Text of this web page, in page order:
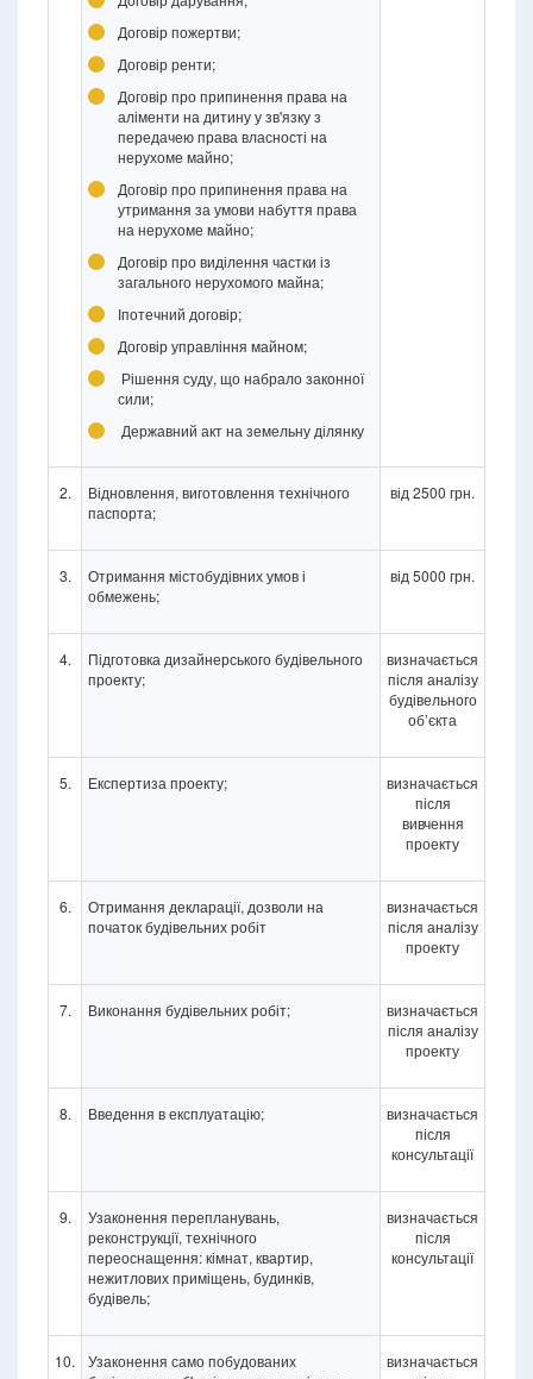
Договір пожертви;
Договір ренти;
Договір про припинення права на
аліменти на дитину у зв'язку з
передачею права власності на
нерухоме майно;
Договір про припинення права на
утримання за умови набуття права
на нерухоме майно;
Договір про виділення частки із
загального нерухомого майна;
Іпотечний договір;
Договір управління майном;
Рішення суду, що набрало законної
сили;
Державний акт на земельну ділянку
2.
Відновлення, виготовлення технічного
паспорта;
від 2500 грн.
3.
Отримання містобудівних умов і
обмежень;
від 5000 грн.
4.
Підготовка дизайнерського будівельного
проекту;
визначається
після аналізу
будівельного
об’єкта
5. Експертиза проекту;
визначається
після
вивчення
проекту
6.
Отримання декларації, дозволи на
початок будівельних робіт
визначається
після аналізу
проекту
7. Виконання будівельних робіт;
визначається
після аналізу
проекту
8. Введення в експлуатацію;
визначається
після
консультації
9.
Узаконення перепланувань,
реконструкції, технічного
переоснащення: кімнат, квартир,
нежитлових приміщень, будинків,
будівель;
визначається
після
консультації
10.
Узаконення само побудованих
визначається